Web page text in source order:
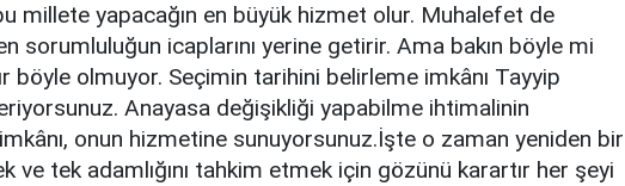
millete yapacağın en büyük hizmet olur. Muhalefet de
sorumluluğun icaplarını yerine getirir. Ama bakın böyle mi
böyle olmuyor. Seçimin tarihini belirleme imkânı Tayyip
Anayasa değişikliği yapabilme ihtimalinin
onun hizmetine sunuyorsunuz.İşte o zaman yeniden bir
ve tek adamlığını tahkim etmek için gözünü karartır her şeyi